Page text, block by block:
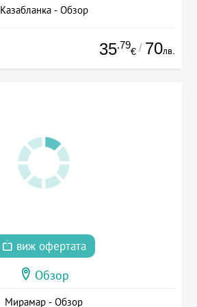
Казабланка - Обзор
35.79
€ / 70лв.
виж офертата
Обзор
Мирамар - Обзор